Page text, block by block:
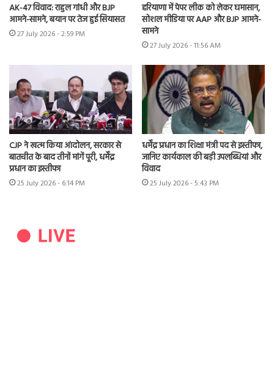
AK-47 विवाद: राहुल गांधी और BJP
आमने-सामने, बयान पर तेज हुई सियासत
27 July 2026 - 2:59 PM
हरियाणा में पेपर लीक को लेकर घमासान,
सोशल मीडिया पर AAP और BJP आमने-
सामने
27 July 2026 - 11:56 AM
CJP ने खत्म किया आंदोलन, सरकार से
बातचीत के बाद तीनों मांगें पूरी, धर्मेंद्र
प्रधान का इस्तीफा
25 July 2026 - 6:14 PM
धर्मेंद्र प्रधान का शिक्षा मंत्री पद से इस्तीफा,
जानिए कार्यकाल की बड़ी उपलब्धियां और
विवाद
25 July 2026 - 5:43 PM